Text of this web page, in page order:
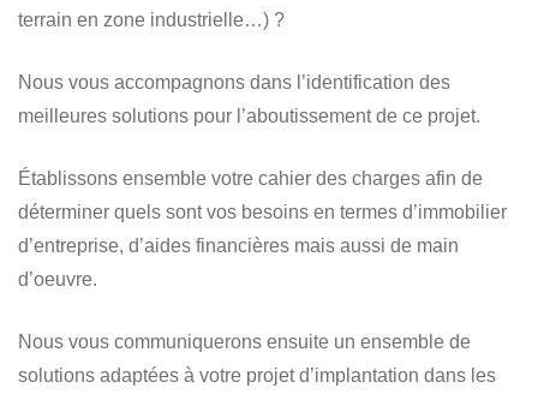
terrain en zone industrielle…) ?
Nous vous accompagnons dans l’identification des
meilleures solutions pour l’aboutissement de ce projet.
Établissons ensemble votre cahier des charges afin de
déterminer quels sont vos besoins en termes d’immobilier
d’entreprise, d’aides financières mais aussi de main
d’oeuvre.
Nous vous communiquerons ensuite un ensemble de
solutions adaptées à votre projet d’implantation dans les